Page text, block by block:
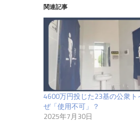
関連記事
4600万円投じた23基の公衆
ぜ「使用不可」？
2025年7月30日